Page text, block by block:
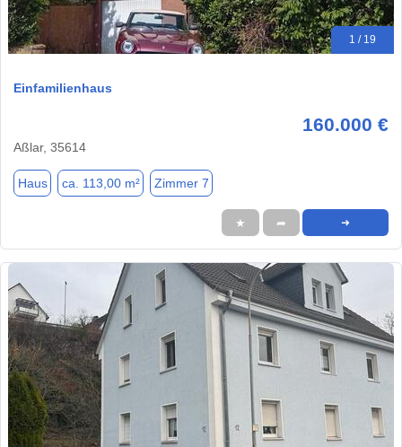
1 / 19
Einfamilienhaus
160.000 €
Aßlar, 35614
Haus ca. 113,00 m² Zimmer 7
★ ➦ ➜